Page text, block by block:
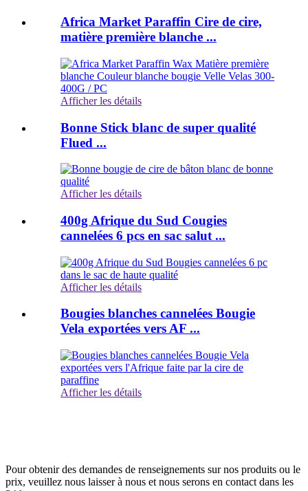
Africa Market Paraffin Cire de cire,
matière première blanche ...
Afficher les détails
Bonne Stick blanc de super qualité
Flued ...
Afficher les détails
400g Afrique du Sud Cougies
cannelées 6 pcs en sac salut ...
Afficher les détails
Bougies blanches cannelées Bougie
Vela exportées vers AF ...
Afficher les détails
Pour obtenir des demandes de renseignements sur nos produits ou le
prix, veuillez nous laisser à nous et nous serons en contact dans les